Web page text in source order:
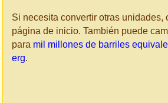
Si necesita convertir otras unidades,
página de inicio. También puede
para mil millones de barriles
erg.